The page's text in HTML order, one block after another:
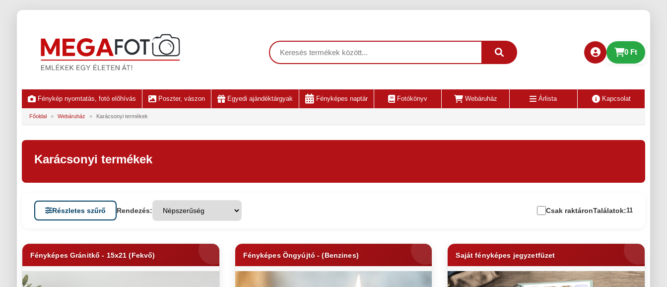
0 Ft
Fénykép nyomtatás, fotó előhívás Poszter, vászon Egyedi ajándéktárgyak Fényképes naptár Fotókönyv Webáruház Árlista Kapcsolat
Főoldal » Webáruház » Karácsonyi termékek
Karácsonyi termékek
Részletes szűrő Rendezés: Csak raktáronTalálatok:11
Fényképes Gránitkő - 15x21 (Fekvő) Fényképes Öngyújtó - (Benzines) Saját fényképes jegyzetfüzet